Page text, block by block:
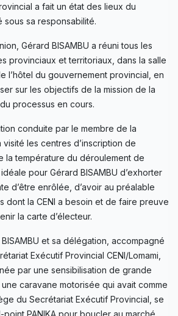
a fait un état des lieux du
sous sa responsabilité.
Gérard BISAMBU a réuni tous les
provinciaux et territoriaux, dans la salle
l’hôtel du gouvernement provincial, en
sur les objectifs de la mission de la
processus en cours.
conduite par le membre de la
visité les centres d’inscription de
la température du déroulement de
pour Gérard BISAMBU d’exhorter
d’être enrôlée, d’avoir au préalable
dont la CENI a besoin et de faire preuve
la carte d’électeur.
et sa délégation, accompagné
Exécutif Provincial CENI/Lomami,
par une sensibilisation de grande
caravane motorisée qui avait comme
du Secrétariat Exécutif Provincial, se
PANIKA pour boucler au marché